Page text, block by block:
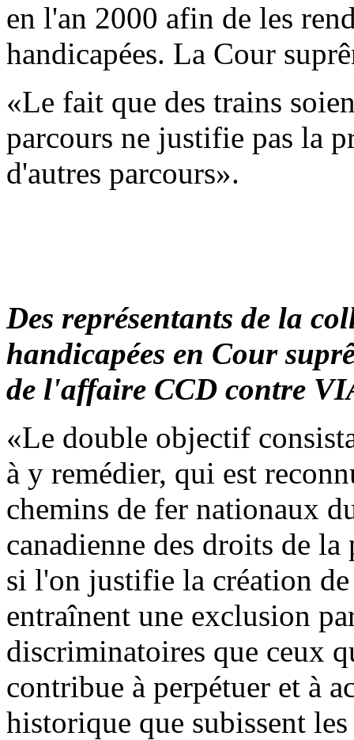
en l'an 2000 afin de les
handicapées. La Cour
«Le fait que des trains
parcours ne justifie pas la
d'autres parcours».
Des représentants de la
handicapées en Cour
de l'affaire CCD contre
«Le double objectif
à y remédier, qui est
chemins de fer nationaux
canadienne des droits de
si l'on justifie la création
entraînent une exclusion
discriminatoires que ceux
contribue à perpétuer et à
historique que subissent